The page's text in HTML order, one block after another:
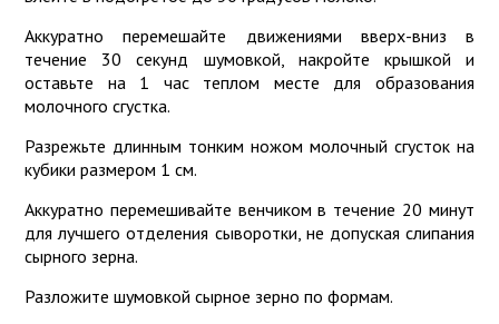
Аккуратно перемешайте движениями вверх-вниз в
течение 30 секунд шумовкой, накройте крышкой и
оставьте на 1 час теплом месте для образования
молочного сгустка.
Разрежьте длинным тонким ножом молочный сгусток на
кубики размером 1 см.
Аккуратно перемешивайте венчиком в течение 20 минут
для лучшего отделения сыворотки, не допуская слипания
сырного зерна.
Разложите шумовкой сырное зерно по формам.